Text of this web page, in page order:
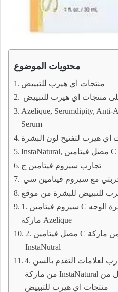
محتويات الموضوع
منتجات اي هيرب للتبييض
منتجات اي هيرب للتبييض
Azelique, Serumdipity, Anti-
Serum
اي هيرب لتفتيح لون البشرة
مع سيروم فيتامين سي
1. سيروم فيتامين C لتجديد بشرة الوجه (Serumdipity) من
ماركة Azelique
2. مصل فيتامين C بعبوتين كل منها 30 مل من ماركة
InstaNutral
4. سيروم حول العينين المحارب لعلامات التقدم بالسن
من ماركة InstaNatural ضمن عبوة سعة 30 مل من
منتجات اي هيرب للتبييض